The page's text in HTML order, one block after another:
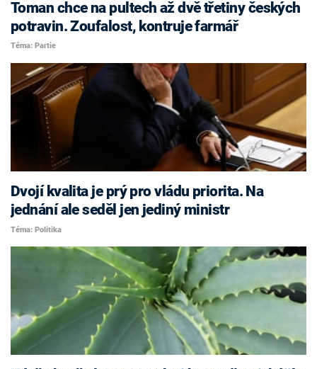
Toman chce na pultech až dvě třetiny českých
potravin. Zoufalost, kontruje farmář
Téma: Partie
Dvojí kvalita je prý pro vládu priorita. Na
jednání ale seděl jen jediný ministr
Téma: Politika